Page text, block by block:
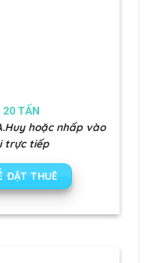
20 TẤN
hoặc nhấp vào
trực tiếp
ĐẶT THUÊ